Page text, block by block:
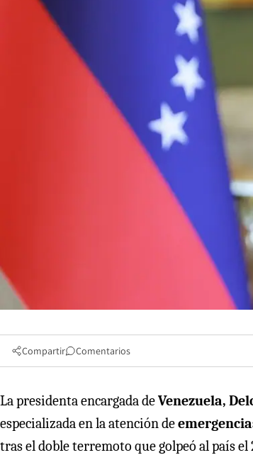
Compartir Comentarios
La presidenta encargada deVenezuela,
especializada en la atención de
tras el doble terremoto que golpeó al país el